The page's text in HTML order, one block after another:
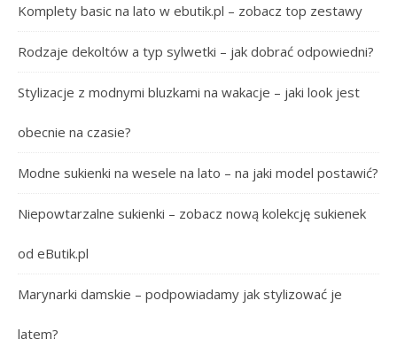
Komplety basic na lato w ebutik.pl – zobacz top zestawy
Rodzaje dekoltów a typ sylwetki – jak dobrać odpowiedni?
Stylizacje z modnymi bluzkami na wakacje – jaki look jest
obecnie na czasie?
Modne sukienki na wesele na lato – na jaki model postawić?
Niepowtarzalne sukienki – zobacz nową kolekcję sukienek
od eButik.pl
Marynarki damskie – podpowiadamy jak stylizować je
latem?